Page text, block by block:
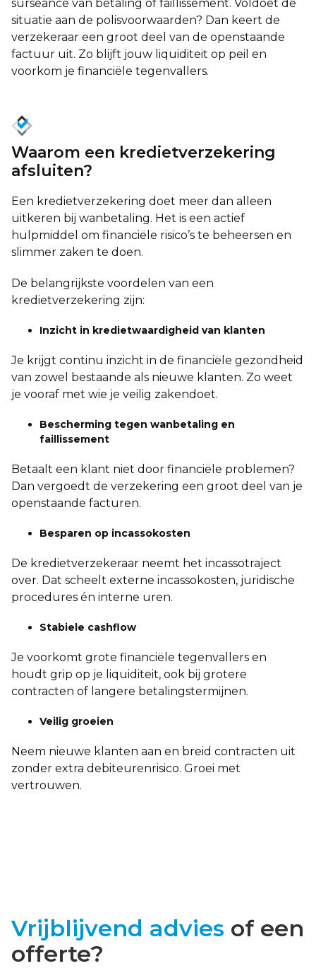
surseance van betaling of faillissement. Voldoet de
situatie aan de polisvoorwaarden? Dan keert de
verzekeraar een groot deel van de openstaande
factuur uit. Zo blijft jouw liquiditeit op peil en
voorkom je financiële tegenvallers.
Waarom een kredietverzekering
afsluiten?
Een kredietverzekering doet meer dan alleen
uitkeren bij wanbetaling. Het is een actief
hulpmiddel om financiële risico’s te beheersen en
slimmer zaken te doen.
De belangrijkste voordelen van een
kredietverzekering zijn:
Inzicht in kredietwaardigheid van klanten
Je krijgt continu inzicht in de financiële gezondheid
van zowel bestaande als nieuwe klanten. Zo weet
je vooraf met wie je veilig zakendoet.
Bescherming tegen wanbetaling en
faillissement
Betaalt een klant niet door financiële problemen?
Dan vergoedt de verzekering een groot deel van je
openstaande facturen.
Besparen op incassokosten
De kredietverzekeraar neemt het incassotraject
over. Dat scheelt externe incassokosten, juridische
procedures én interne uren.
Stabiele cashflow
Je voorkomt grote financiële tegenvallers en
houdt grip op je liquiditeit, ook bij grotere
contracten of langere betalingstermijnen.
Veilig groeien
Neem nieuwe klanten aan en breid contracten uit
zonder extra debiteurenrisico. Groei met
vertrouwen.
Vrijblijvend advies of een
offerte?